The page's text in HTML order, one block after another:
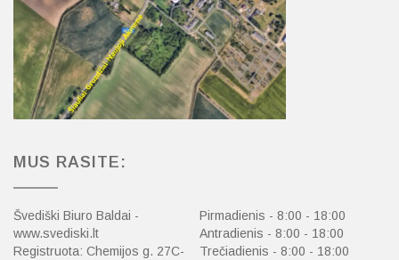
MUS RASITE:
Švediški Biuro Baldai -
www.svediski.lt
Registruota: Chemijos g. 27C-
Pirmadienis - 8:00 - 18:00
Antradienis - 8:00 - 18:00
Trečiadienis - 8:00 - 18:00